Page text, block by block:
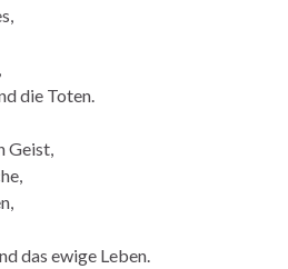
die Toten.
Geist,
das ewige Leben.